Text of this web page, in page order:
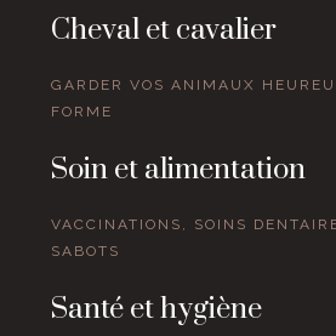
Cheval et cavalier
GARDER VOS ANIMAUX
FORME
Soin et alimentation
VACCINATIONS, SOINS
SABOTS
Santé et hygiène